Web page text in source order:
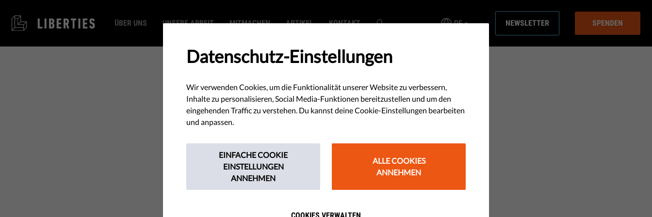
ÜBER UNS UNSERE ARBEIT MITMACHEN ARTIKEL KONTAKT DE NEWSLETTER SPENDEN
Datenschutz-Einstellungen
Wir verwenden Cookies, um die Funktionalität unserer Website zu verbessern,
Inhalte zu personalisieren, Social Media-Funktionen bereitzustellen und um den
eingehenden Traffic zu verstehen. Du kannst deine Cookie-Einstellungen bearbeiten
und anpassen.
EINFACHE COOKIE
EINSTELLUNGEN
ANNEHMEN
ALLE COOKIES
ANNEHMEN